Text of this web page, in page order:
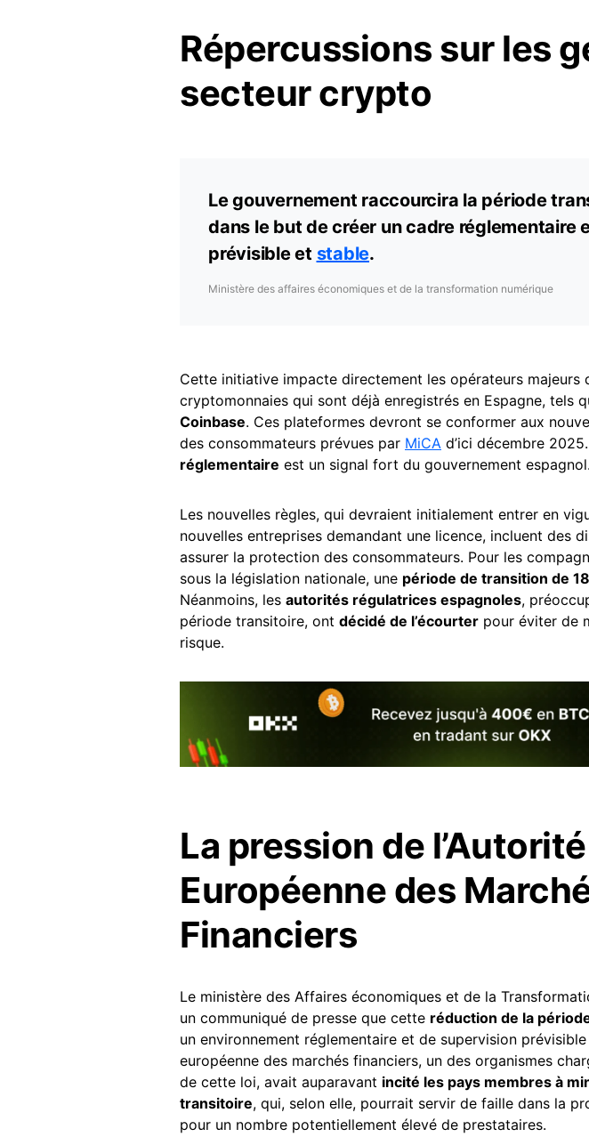
Répercussions sur les
secteur crypto
Le gouvernement raccourcira la période
dans le but de créer un cadre réglementaire
prévisible et stable.
Ministère des affaires économiques et de la transformation numérique
Cette initiative impacte directement les opérateurs majeurs
cryptomonnaies qui sont déjà enregistrés en Espagne, tels
Coinbase. Ces plateformes devront se conformer aux
des consommateurs prévues par MiCA d’ici décembre
réglementaire est un signal fort du gouvernement espagnol.
Les nouvelles règles, qui devraient initialement entrer en
nouvelles entreprises demandant une licence, incluent des
assurer la protection des consommateurs. Pour les
sous la législation nationale, une période de transition de
Néanmoins, les autorités régulatrices espagnoles,
période transitoire, ont décidé de l’écourter pour éviter de
risque.
La pression de l’Autorité
Européenne des
Financiers
Le ministère des Affaires économiques et de la
un communiqué de presse que cette réduction de la
un environnement réglementaire et de supervision prévisible
européenne des marchés financiers, un des organismes
de cette loi, avait auparavant incité les pays membres à
transitoire, qui, selon elle, pourrait servir de faille dans la
pour un nombre potentiellement élevé de prestataires.